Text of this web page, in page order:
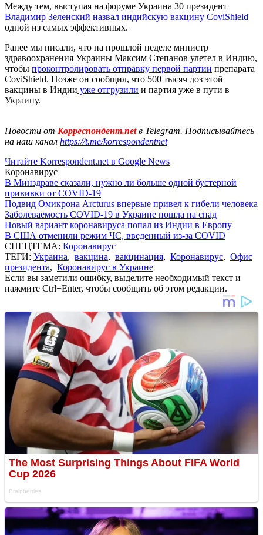
Между тем, выступая на форуме Украина 30 президент
Владимир Зеленский назвал индийскую вакцину CoviShield
одной из самых эффективных.
Ранее мы писали, что на прошлой неделе министр
здравоохранения Украины Максим Степанов улетел в Индию,
чтобы проконтролировать отправку первой партии препарата
CoviShield. Позже он сообщил, что 500 тысяч доз этой
вакцины в Индии уже отгрузили и партия уже в пути в
Украину.
Новости от Корреспондент.netв Telegram. Подписывайтесь
на наш канал https://t.me/korrespondentnet
Читайте Korrespondent.net в Google News
Коронавирус
В Минздраве сказали, нужно ли больше одной бустерной
прививки от COVID-19
Подвид Омикрона Arcturus впервые привел к гибели человека
Заболеваемость COVID-19 в Украине пошла на спад
Новый вариант коронавируса попал из Индии в Европу
В США отменили режим ЧС, введенный из-за COVID
СПЕЦТЕМА: Коронавирус
ТЕГИ: Украина, вакцина, вакцинация, Коронавирус, Офис
президента, Коронавирус в Украине
Если вы заметили ошибку, выделите необходимый текст и
нажмите Ctrl+Enter, чтобы сообщить об этом редакции.